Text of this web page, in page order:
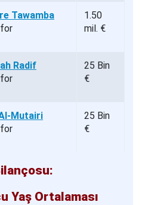
Tawamba
1.50
mil. €
Radif
25 Bin
€
Mutairi
25 Bin
€
Yaş Ortalaması